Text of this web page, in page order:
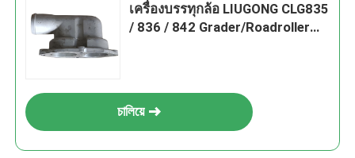
เครื่องบรรทุกล้อ LIUGONG CLG835
/ 836 / 842 Grader/Roadroller
চালিয়ে